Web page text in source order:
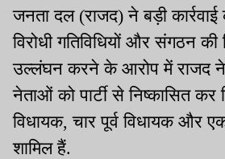
जनता दल (राजद) ने बड़ी
विरोधी गतिविधियों और संगठन की
उल्लंघन करने के आरोप में राजद
नेताओं को पार्टी से निष्कासित कर
विधायक, चार पूर्व विधायक और एक
शामिल हैं.